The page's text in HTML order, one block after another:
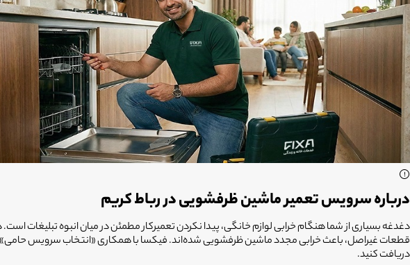
درباره سرویس تعمیر ماشین ظرفشویی در رباط کریم
دغدغه بسیاری از شما هنگام خرابی لوازم خانگی، پیدا نکردن تعمیرکار مطمئن در میان انبوه تبلیغات
دریافت کنید.